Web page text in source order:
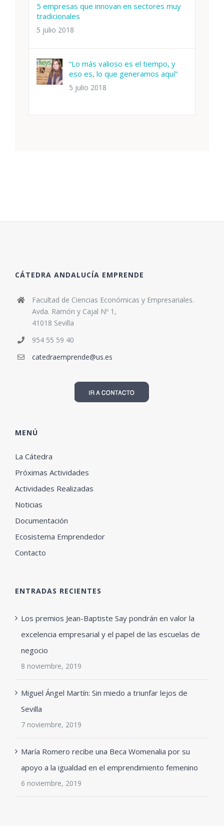
5 empresas que innovan en sectores muy
tradicionales
5 julio 2018
“Lo más valioso es el tiempo, y
eso es, lo que generamos aquí”
5 julio 2018
CÁTEDRA ANDALUCÍA EMPRENDE
Facultad de Ciencias Económicas y Empresariales.
Avda. Ramón y Cajal Nº 1,
41018 Sevilla
954 55 59 40
catedraemprende@us.es
MENÚ
La Cátedra
Próximas Actividades
Actividades Realizadas
Noticias
Documentación
Ecosistema Emprendedor
Contacto
ENTRADAS RECIENTES
Los premios Jean-Baptiste Say pondrán en valor la
excelencia empresarial y el papel de las escuelas de
negocio
8 noviembre, 2019
Miguel Ángel Martín: Sin miedo a triunfar lejos de
Sevilla
7 noviembre, 2019
María Romero recibe una Beca Womenalia por su
apoyo a la igualdad en el emprendimiento femenino
6 noviembre, 2019